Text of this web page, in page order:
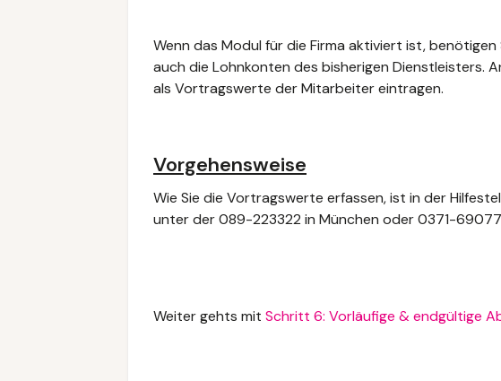
Wenn das Modul für die Firma aktiviert ist,
auch die Lohnkonten des bisherigen Dienstleisters.
als Vortragswerte der Mitarbeiter eintragen.
Vorgehensweise
Wie Sie die Vortragswerte erfassen, ist in der
unter der 089-223322 in München oder 0371-
Weiter gehts mit Schritt 6: Vorläufige & endgültige